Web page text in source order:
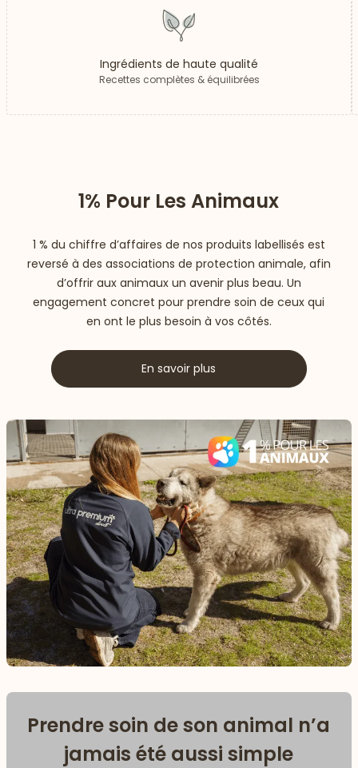
Ingrédients de haute qualité
Recettes complètes & équilibrées
1% Pour Les Animaux
1 % du chiffre d’affaires de nos produits labellisés est
reversé à des associations de protection animale, afin
d’offrir aux animaux un avenir plus beau. Un
engagement concret pour prendre soin de ceux qui
en ont le plus besoin à vos côtés.
En savoir plus
Prendre soin de son animal n’a
jamais été aussi simple